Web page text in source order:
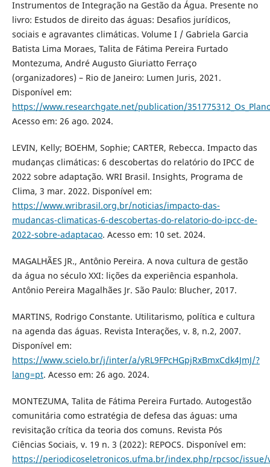
Instrumentos de Integração na Gestão da Água. Presente no
livro: Estudos de direito das águas: Desafios jurídicos,
sociais e agravantes climáticas. Volume I / Gabriela Garcia
Batista Lima Moraes, Talita de Fátima Pereira Furtado
Montezuma, André Augusto Giuriatto Ferraço
(organizadores) – Rio de Janeiro: Lumen Juris, 2021.
Disponível em:
https://www.researchgate.net/publication/
Acesso em: 26 ago. 2024.
LEVIN, Kelly; BOEHM, Sophie; CARTER, Rebecca. Impacto das
mudanças climáticas: 6 descobertas do relatório do IPCC de
2022 sobre adaptação. WRI Brasil. Insights, Programa de
Clima, 3 mar. 2022. Disponível em:
https://www.wribrasil.org.br/noticias/impacto-das-
mudancas-climaticas-6-descobertas-do-relatorio-do-ipcc-de-
2022-sobre-adaptacao. Acesso em: 10 set. 2024.
MAGALHÃES JR., Antônio Pereira. A nova cultura de gestão
da água no século XXI: lições da experiência espanhola.
Antônio Pereira Magalhães Jr. São Paulo: Blucher, 2017.
MARTINS, Rodrigo Constante. Utilitarismo, política e cultura
na agenda das águas. Revista Interações, v. 8, n.2, 2007.
Disponível em:
https://www.scielo.br/j/inter/a/yRL9FPcHGpjRxBmxCdk4JmJ/?
lang=pt. Acesso em: 26 ago. 2024.
MONTEZUMA, Talita de Fátima Pereira Furtado. Autogestão
comunitária como estratégia de defesa das águas: uma
revisitação crítica da teoria dos comuns. Revista Pós
Ciências Sociais, v. 19 n. 3 (2022): REPOCS. Disponível em:
https://periodicoseletronicos.ufma.br/index.php/rpcsoc/issue/